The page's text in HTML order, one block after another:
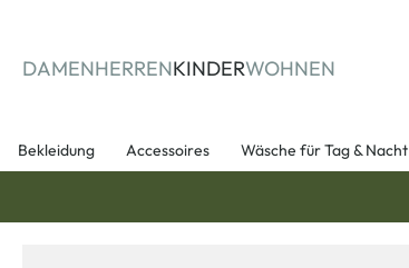
DAMENHERRENKINDERWOHNEN
Bekleidung Accessoires Wäsche für Tag & Nacht